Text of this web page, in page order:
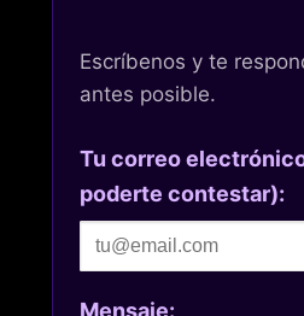
Escríbenos y te
antes posible.
Tu correo
poderte contestar):
Mensaje: